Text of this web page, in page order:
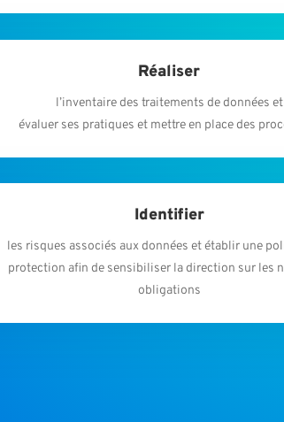
Réaliser
l’inventaire des traitements de données et
évaluer ses pratiques et mettre en place des
Identifier
les risques associés aux données et établir une
protection afin de sensibiliser la direction sur les
obligations